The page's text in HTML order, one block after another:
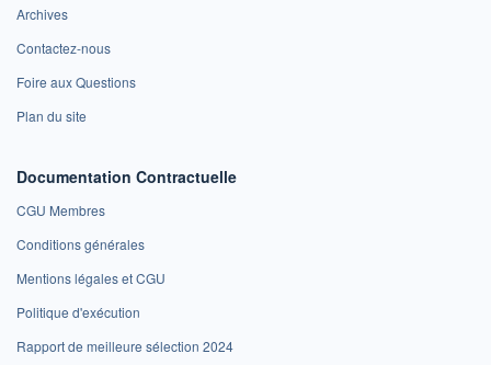
Archives
Contactez-nous
Foire aux Questions
Plan du site
Documentation Contractuelle
CGU Membres
Conditions générales
Mentions légales et CGU
Politique d'exécution
Rapport de meilleure sélection 2024